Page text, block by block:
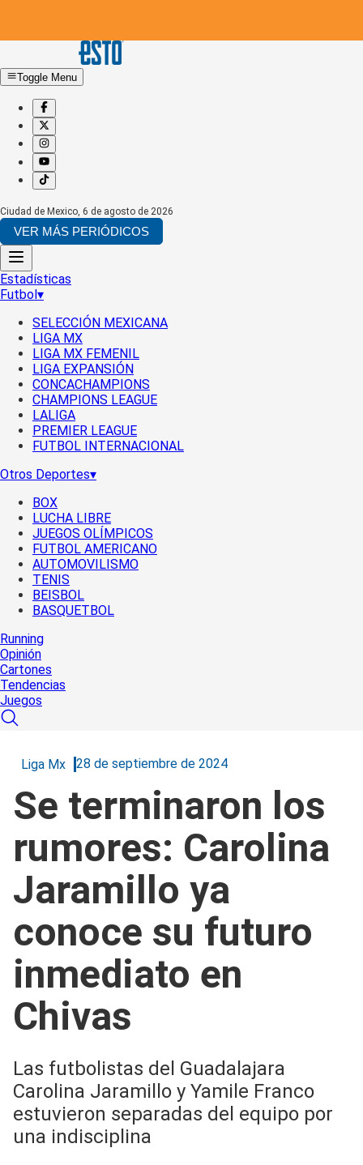
Toggle Menu
Ciudad de Mexico, 6 de agosto de 2026
VER MÁS PERIÓDICOS
Estadísticas
Futbol▾
SELECCIÓN MEXICANA
LIGA MX
LIGA MX FEMENIL
LIGA EXPANSIÓN
CONCACHAMPIONS
CHAMPIONS LEAGUE
LALIGA
PREMIER LEAGUE
FUTBOL INTERNACIONAL
Otros Deportes▾
BOX
LUCHA LIBRE
JUEGOS OLÍMPICOS
FUTBOL AMERICANO
AUTOMOVILISMO
TENIS
BEISBOL
BASQUETBOL
Running
Opinión
Cartones
Tendencias
Juegos
Liga Mx 28 de septiembre de 2024
Se terminaron los
rumores: Carolina
Jaramillo ya
conoce su futuro
inmediato en
Chivas
Las futbolistas del Guadalajara
Carolina Jaramillo y Yamile Franco
estuvieron separadas del equipo por
una indisciplina